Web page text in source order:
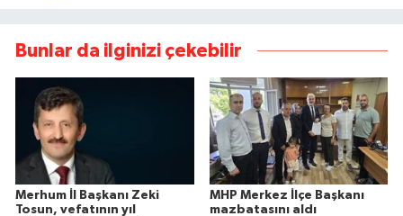
Bunlar da ilginizi çekebilir
Merhum İl Başkanı Zeki
Tosun, vefatının yıl
MHP Merkez İlçe Başkanı
mazbatasını aldı